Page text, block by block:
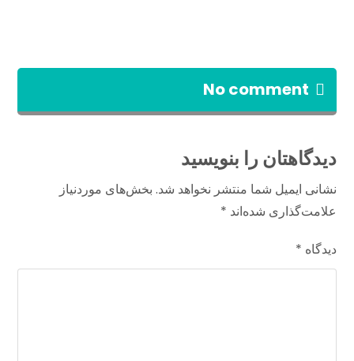
No comment
دیدگاهتان را بنویسید
نشانی ایمیل شما منتشر نخواهد شد. بخش‌های موردنیاز
علامت‌گذاری شده‌اند *
دیدگاه *